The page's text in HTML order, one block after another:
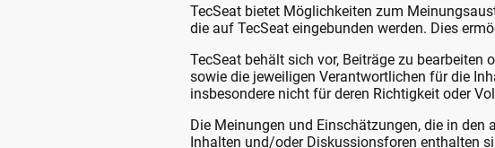
TecSeat bietet Möglichkeiten zum
die auf TecSeat eingebunden werden. Dies
TecSeat behält sich vor, Beiträge zu
sowie die jeweiligen Verantwortlichen für die
insbesondere nicht für deren Richtigkeit oder
Die Meinungen und Einschätzungen, die in
Inhalten und/oder Diskussionsforen enthalten